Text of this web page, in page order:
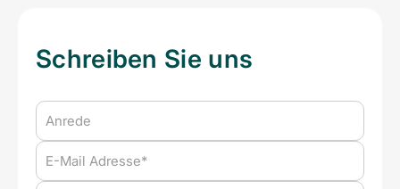
Schreiben Sie uns